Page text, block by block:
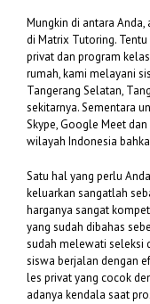
Mungkin di antara
di Matrix Tutoring.
privat dan program
rumah, kami melayani
Tangerang Selatan,
sekitarnya. Sementara
Skype, Google Meet
wilayah Indonesia
Satu hal yang perlu
keluarkan sangatlah
harganya sangat
yang sudah dibahas
sudah melewati seleksi
siswa berjalan dengan
les privat yang cocok
adanya kendala saat